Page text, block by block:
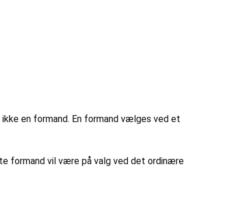
en formand. En formand vælges ved et
formand vil være på valg ved det ordinære